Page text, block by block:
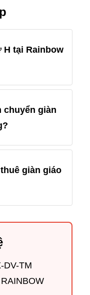
H tại Rainbow
chuyển giàn
giàn giáo
DV-TM